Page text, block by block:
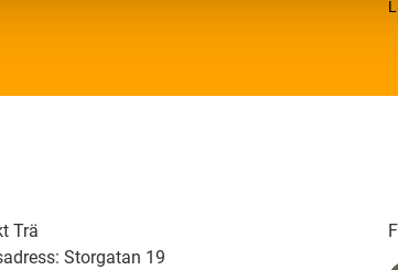
Trä
Storgatan 19